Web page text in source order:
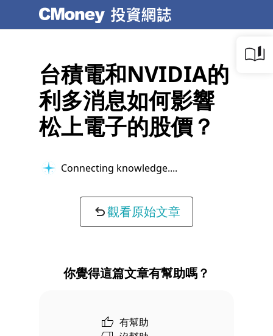
台積電和NVIDIA的
利多消息如何影響
松上電子的股價？
Connecting knowledge...
觀看原始文章
你覺得這篇文章有幫助嗎？
有幫助